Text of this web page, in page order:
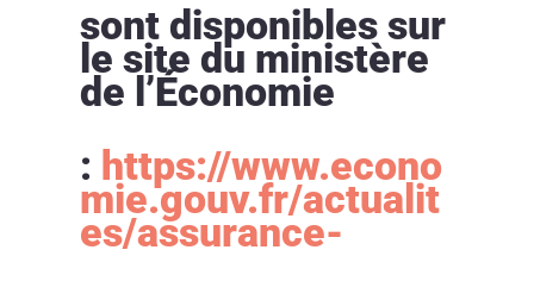
sont disponibles sur
le site du ministère
de l’Économie
: https://www.econo
mie.gouv.fr/actualit
es/assurance-